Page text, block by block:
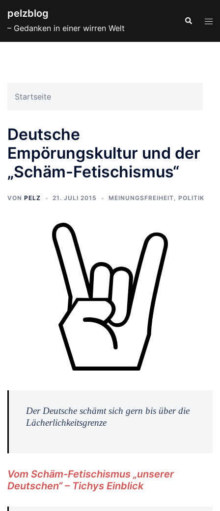
Inhalt
springen
pelzblog
– Gedanken in einer wirren Welt
Suche
Startseite
Deutsche
Empörungskultur und der
„Schäm-Fetischismus“
VON PELZ 21. JULI 2015 MEINUNGSFREIHEIT, POLITIK
Der Deutsche schämt sich gern bis über die
Lächerlichkeitsgrenze
Vom Schäm-Fetischismus „unserer
Deutschen“ – Tichys Einblick